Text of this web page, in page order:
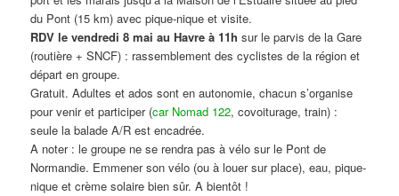
du Pont (15 km) avec pique-nique et visite.
RDV le vendredi 8 mai au Havre à 11h sur le parvis de la Gare
(routière + SNCF) : rassemblement des cyclistes de la région et
départ en groupe.
Gratuit. Adultes et ados sont en autonomie, chacun s’organise
pour venir et participer (car Nomad 122, covoiturage, train) :
seule la balade A/R est encadrée.
A noter : le groupe ne se rendra pas à vélo sur le Pont de
Normandie. Emmener son vélo (ou à louer sur place), eau, pique-
nique et crème solaire bien sûr. A bientôt !